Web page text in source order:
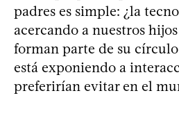
padres es simple: ¿la
acercando a nuestros
forman parte de su
está exponiendo a
preferirían evitar en el